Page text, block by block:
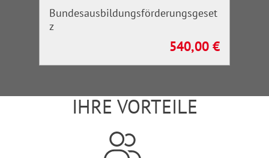
Bundesausbildungsförderungsgeset
z
Regulärer Preis:
540,00 €
IHRE VORTEILE